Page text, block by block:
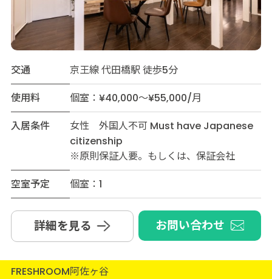
交通
京王線 代田橋駅 徒歩5分
使用料
個室：¥40,000～¥55,000/月
入居条件
女性 外国人不可 Must have Japanese
citizenship
※原則保証人要。もしくは、保証会社
空室予定
個室：1
詳細を見る お問い合わせ
FRESHROOM阿佐ヶ谷